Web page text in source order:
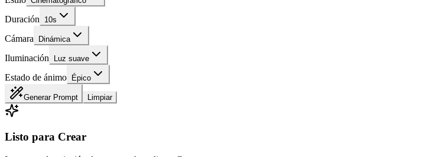
Duración 10s
Cámara Dinámica
Iluminación Luz suave
Estado de ánimo Épico
Generar Prompt Limpiar
Listo para Crear